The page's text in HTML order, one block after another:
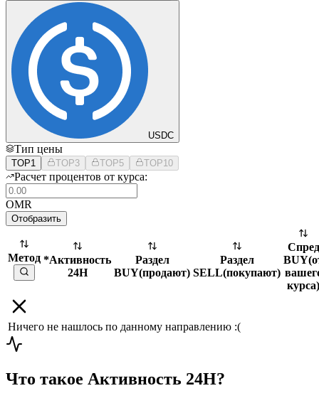
USDC
Тип цены
TOP1 TOP3 TOP5 TOP10
Расчет процентов от курса:
OMR
Отобразить
Метод *Активность
24H
Раздел
BUY(продают)
Раздел
SELL(покупают)
Спред
BUY(
курса)
Ничего не нашлось по данному направлению :(
Что такое Активность 24H?